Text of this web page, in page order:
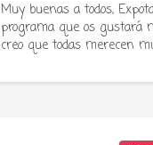
Muy buenas a todos,
programa que os gustará
creo que todas merecen